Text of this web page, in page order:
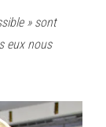
» sont
eux nous